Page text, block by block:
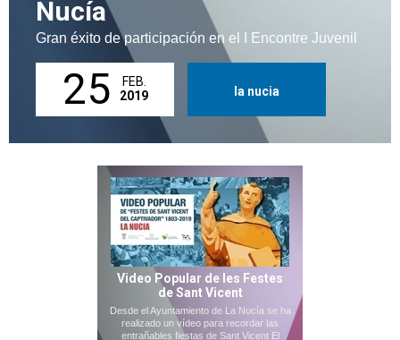
Nucía
Gran éxito de participación en el I Encontre Juvenil
25
FEB.
2019
la nucia
Video Popular de les Festes
de Sant Vicent
Desde el Ayuntamiento de La Nucía se ha
realizado un vídeo para recordar las
entrañables fiestas de Sant Vicent El